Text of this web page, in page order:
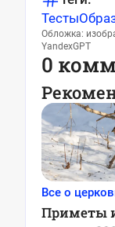
Тесты
Обложка:
YandexGPT
0
Все о
Приметы